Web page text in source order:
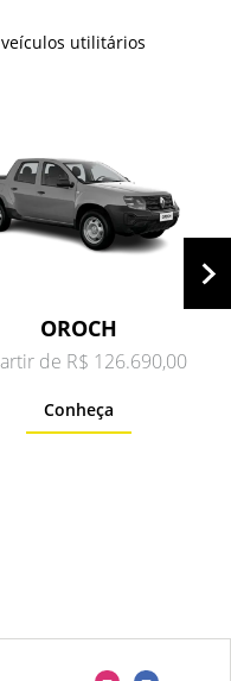
veículos utilitários
OROCH
de R$ 126.690,00
Conheça